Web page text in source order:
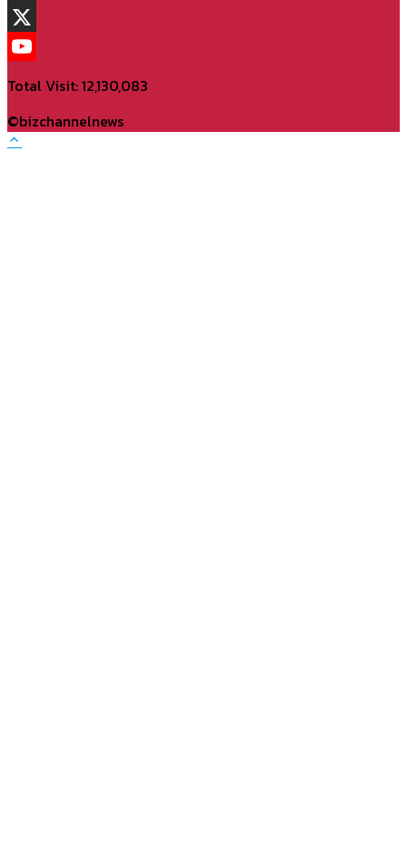
TikTok
X
Total Visit: 12,130,083
©bizchannelnews